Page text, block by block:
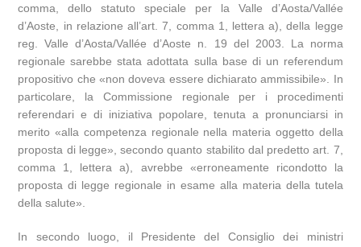
comma, dello statuto speciale per la Valle d’Aosta/Vallée
d’Aoste, in relazione all’art. 7, comma 1, lettera a), della legge
reg. Valle d’Aosta/Vallée d’Aoste n. 19 del 2003. La norma
regionale sarebbe stata adottata sulla base di un referendum
propositivo che «non doveva essere dichiarato ammissibile». In
particolare, la Commissione regionale per i procedimenti
referendari e di iniziativa popolare, tenuta a pronunciarsi in
merito «alla competenza regionale nella materia oggetto della
proposta di legge», secondo quanto stabilito dal predetto art. 7,
comma 1, lettera a), avrebbe «erroneamente ricondotto la
proposta di legge regionale in esame alla materia della tutela
della salute».
In secondo luogo, il Presidente del Consiglio dei ministri